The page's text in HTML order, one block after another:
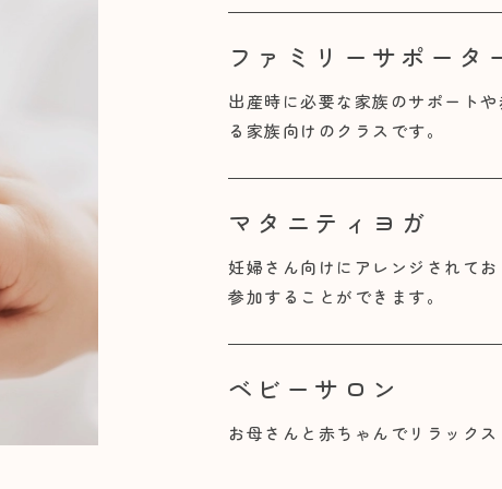
ファミリーサポータ
出産時に必要な家族のサポート
る家族向けのクラスです。
マタニティヨガ
妊婦さん向けにアレンジされて
参加することができます。
ベビーサロン
お母さんと赤ちゃんでリラックス